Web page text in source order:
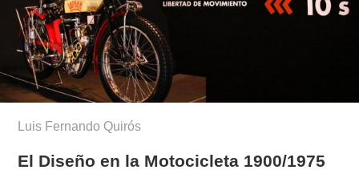
Luis Fernando Quirós
El Diseño en la Motocicleta 1900/1975